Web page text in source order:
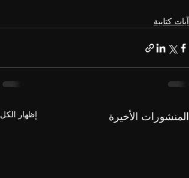
آيات كتابية
المنشورات الأخيرة إظهار الكل